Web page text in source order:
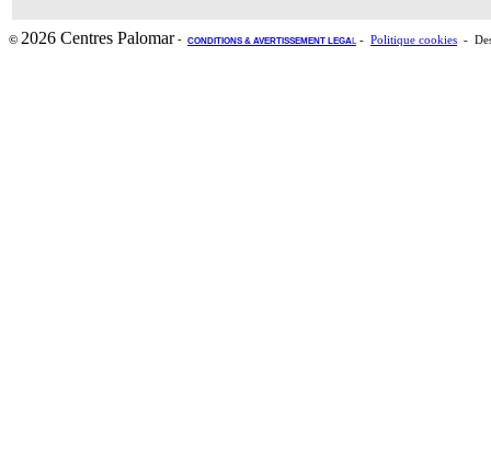
© 2026 Centres Palomar- CONDITIONS & AVERTISSEMENT LEGAL - Politique cookies -